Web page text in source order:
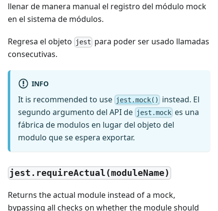
llenar de manera manual el registro del módulo mock
en el sistema de módulos.
Regresa el objeto jest para poder ser usado llamadas
consecutivas.
INFO
It is recommended to use jest.mock()
instead. El
segundo argumento del API de jest.mock es una
fábrica de modulos en lugar del objeto del
modulo que se espera exportar.
jest.requireActual(moduleName)
Returns the actual module instead of a mock,
bypassing all checks on whether the module should